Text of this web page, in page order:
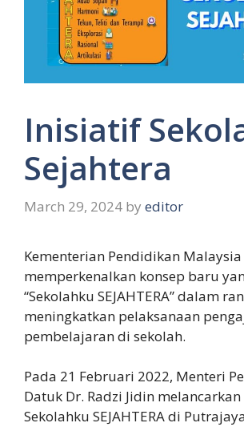
Inisiatif
Sejahtera
March 29, 2024 by editor
Kementerian Pendidikan Malaysia
memperkenalkan konsep baru
“Sekolahku SEJAHTERA” dalam
meningkatkan pelaksanaan
pembelajaran di sekolah.
Pada 21 Februari 2022, Menteri
Datuk Dr. Radzi Jidin melancarkan
Sekolahku SEJAHTERA di